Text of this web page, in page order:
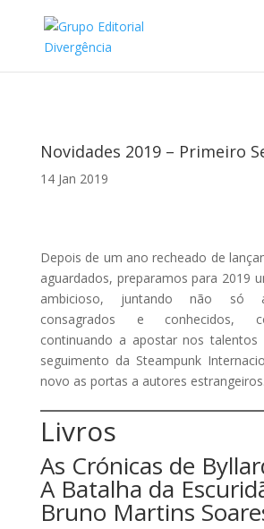
Novidades 2019 – Primeiro
14 Jan 2019
Depois de um ano recheado de
aguardados, preparamos para 2019
ambicioso, juntando não só
consagrados e conhecidos,
continuando a apostar nos talentos
seguimento da Steampunk
novo as portas a autores estrangeiros.
Livros
As Crónicas de
A Batalha da
Bruno Martins